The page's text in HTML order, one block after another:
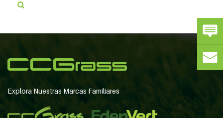
Explora Nuestras Marcas Familiares